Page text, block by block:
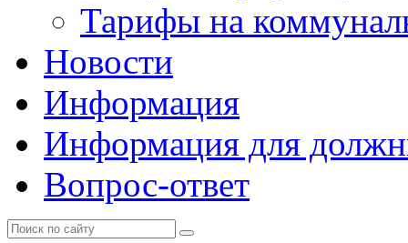
Тарифы на
Новости
Информация
Информация для
Вопрос-ответ